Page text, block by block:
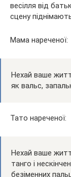
весілля від
сцену
Мама нареченої:
Нехай ваше
як вальс,
Тато нареченої:
Нехай ваше
танго і
безіменних